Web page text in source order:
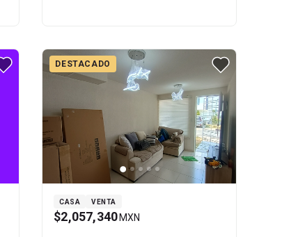
DESTACADO
CASA VENTA
$2,057,340 MXN